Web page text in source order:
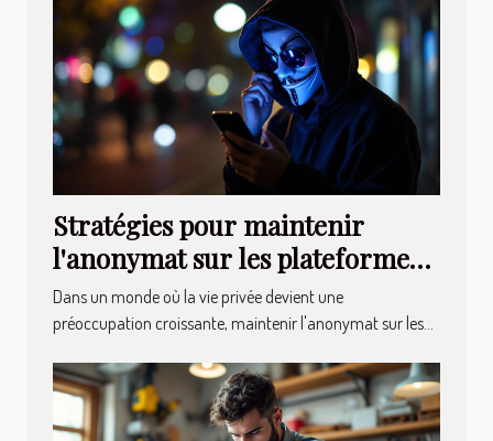
Stratégies pour maintenir
l'anonymat sur les plateformes
de rencontres
Dans un monde où la vie privée devient une
préoccupation croissante, maintenir l'anonymat sur les...